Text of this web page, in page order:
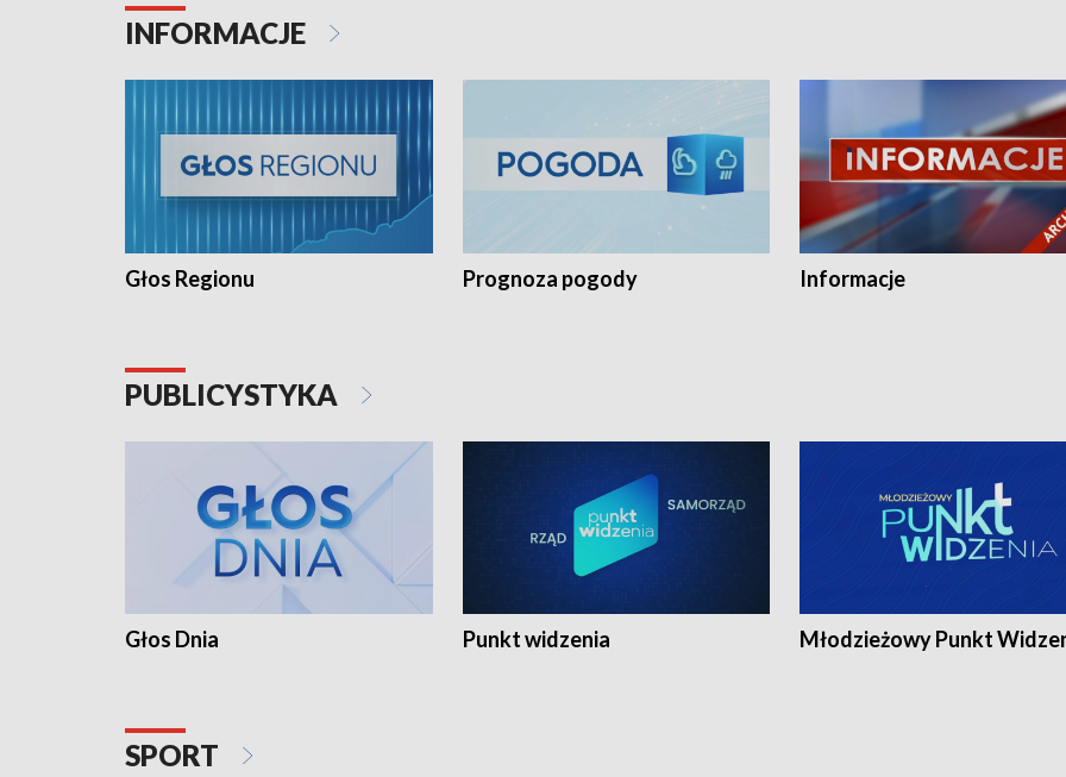
INFORMACJE
Głos Regionu Prognoza pogody Informacje
PUBLICYSTYKA
Głos Dnia Punkt widzenia Młodzieżowy Punkt
SPORT